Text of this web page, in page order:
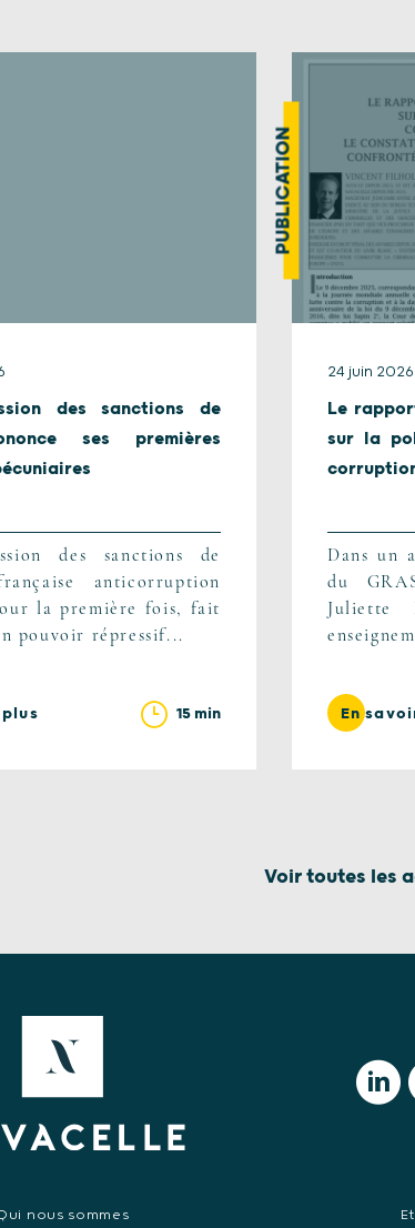
des sanctions de
ses premières
des sanctions de
anticorruption
la première fois, fait
pouvoir répressif...
15 min
PUBLICATION
24 juin 2026
Le
sur la
Dans un
du
Juliette
En
Voir toutes les
nous sommes